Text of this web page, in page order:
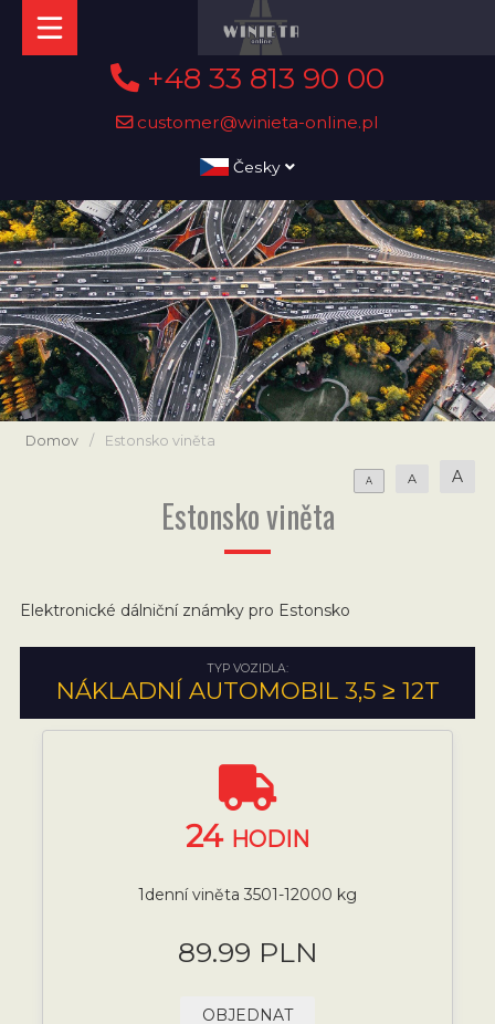
+48 33 813 90 00
customer@winieta-online.pl
Česky
Domov / Estonsko viněta
A A A
Estonsko viněta
Elektronické dálniční známky pro Estonsko
TYP VOZIDLA:
NÁKLADNÍ AUTOMOBIL 3,5 ≥ 12T
24 HODIN
1denní viněta 3501-12000 kg
89.99 PLN
OBJEDNAT